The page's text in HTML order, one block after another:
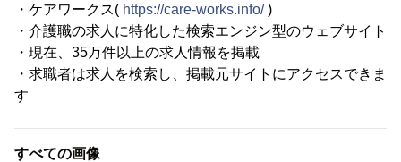
・ケアワークス( https://care-works.info/)
・介護職の求人に特化した検索エンジン型のウェブサイト
・現在、35万件以上の求人情報を掲載
・求職者は求人を検索し、掲載元サイトにアクセスできま
す
すべての画像